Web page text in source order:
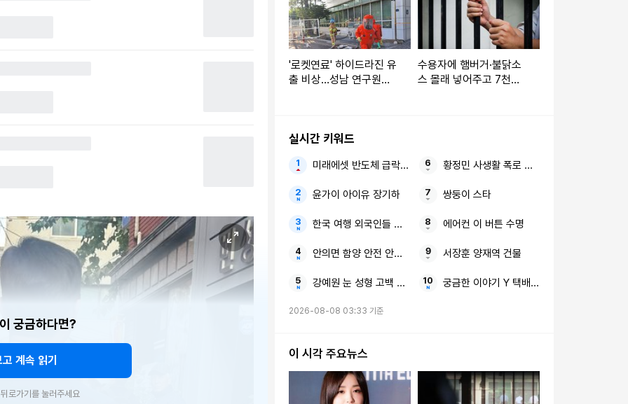
궁금하다면?
계속 읽기
로가기를 눌러주세요
'로켓연료' 하이드라진 유
출 비상…성남 연구원서
수용자에 햄버거·불닭소
스 몰래 넣어주고 7천만
실시간 키워드
미래에셋 반도체 급락 변동성 피할 ‘두 가지 축’
윤가이 아이유 장기하
한국 여행 외국인들 필수 구매템
안의면 함양 안전 안내문자
강예원 눈 성형 고백 대학생 비주얼
황정민 사생활 폭로 임신 축하 전화
쌍둥이 스타
에어컨 이 버튼 수명
서장훈 양재역 건물
궁금한 이야기 Y 택배 100개 수상한 집
2026-08-08 03:33 기준
이 시각 주요뉴스